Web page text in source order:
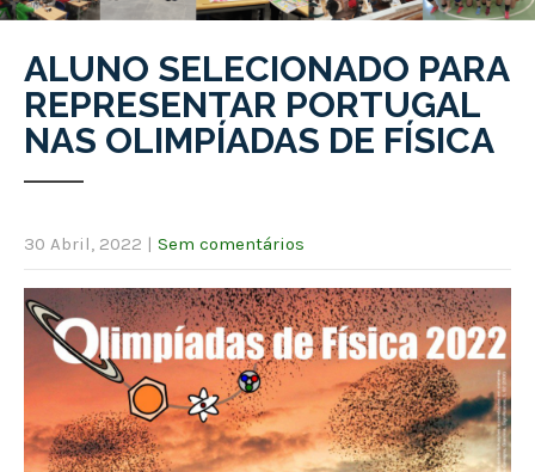
ALUNO SELECIONADO PARA
REPRESENTAR PORTUGAL
NAS OLIMPÍADAS DE FÍSICA
30 Abril, 2022 | Sem comentários